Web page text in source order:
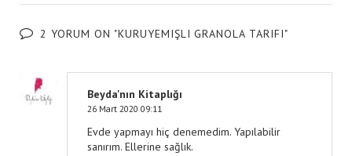
2 YORUM ON "KURUYEMIŞLI GRANOLA TARIFI"
Beyda'nın Kitaplığı
26 Mart 2020 09:11
Evde yapmayı hiç denemedim. Yapılabilir
sanırım. Ellerine sağlık.